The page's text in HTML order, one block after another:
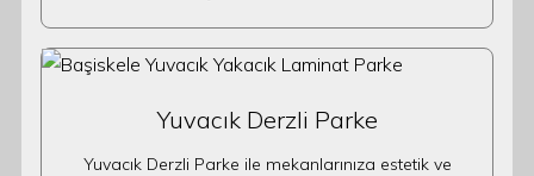
Yuvacık Derzli Parke
Yuvacık Derzli Parke ile mekanlarınıza estetik ve